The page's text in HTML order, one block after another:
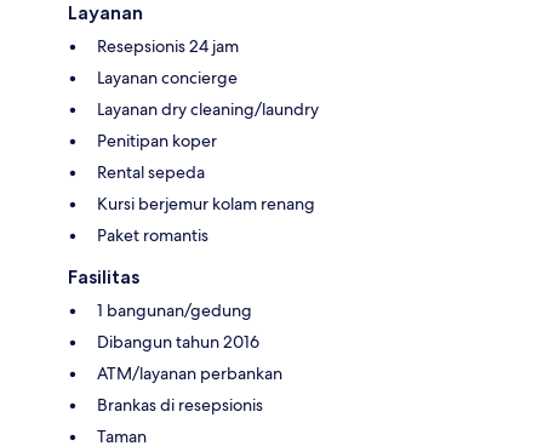
Layanan
Resepsionis 24 jam
Layanan concierge
Layanan dry cleaning/laundry
Penitipan koper
Rental sepeda
Kursi berjemur kolam renang
Paket romantis
Fasilitas
1 bangunan/gedung
Dibangun tahun 2016
ATM/layanan perbankan
Brankas di resepsionis
Taman